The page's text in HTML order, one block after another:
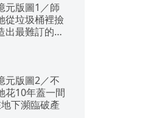
元版圖1／師
垃圾桶裡撿
最難訂的餐
元版圖2／不
10年蓋一間
下瀕臨破產